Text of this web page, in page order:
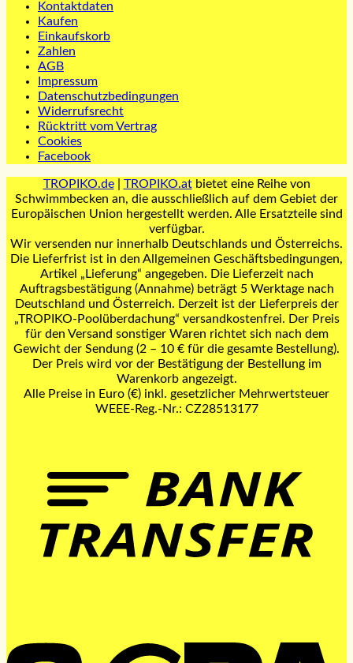
Kontaktdaten
Kaufen
Einkaufskorb
Zahlen
AGB
Impressum
Datenschutzbedingungen
Widerrufsrecht
Rücktritt vom Vertrag
Cookies
Facebook
TROPIKO.de| TROPIKO.atbietet eine Reihe von
Schwimmbecken an, die ausschließlich auf dem Gebiet der
Europäischen Union hergestellt werden. Alle Ersatzteile sind
verfügbar.
Wir versenden nur innerhalb Deutschlands und Österreichs.
Die Lieferfrist ist in den Allgemeinen Geschäftsbedingungen,
Artikel „Lieferung“ angegeben. Die Lieferzeit nach
Auftragsbestätigung (Annahme) beträgt 5 Werktage nach
Deutschland und Österreich. Derzeit ist der Lieferpreis der
„TROPIKO-Poolüberdachung“ versandkostenfrei. Der Preis
für den Versand sonstiger Waren richtet sich nach dem
Gewicht der Sendung (2 – 10 € für die gesamte Bestellung).
Der Preis wird vor der Bestätigung der Bestellung im
Warenkorb angezeigt.
Alle Preise in Euro (€) inkl. gesetzlicher Mehrwertsteuer
WEEE-Reg.-Nr.: CZ28513177